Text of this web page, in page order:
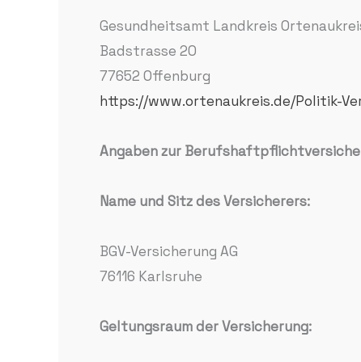
Gesundheitsamt Landkreis
Badstrasse 20
77652 Offenburg
https://www.ortenaukreis.de/Politik-
Angaben zur
Name und Sitz des Versicherers:
BGV-Versicherung AG
76116 Karlsruhe
Geltungsraum der Versicherung: